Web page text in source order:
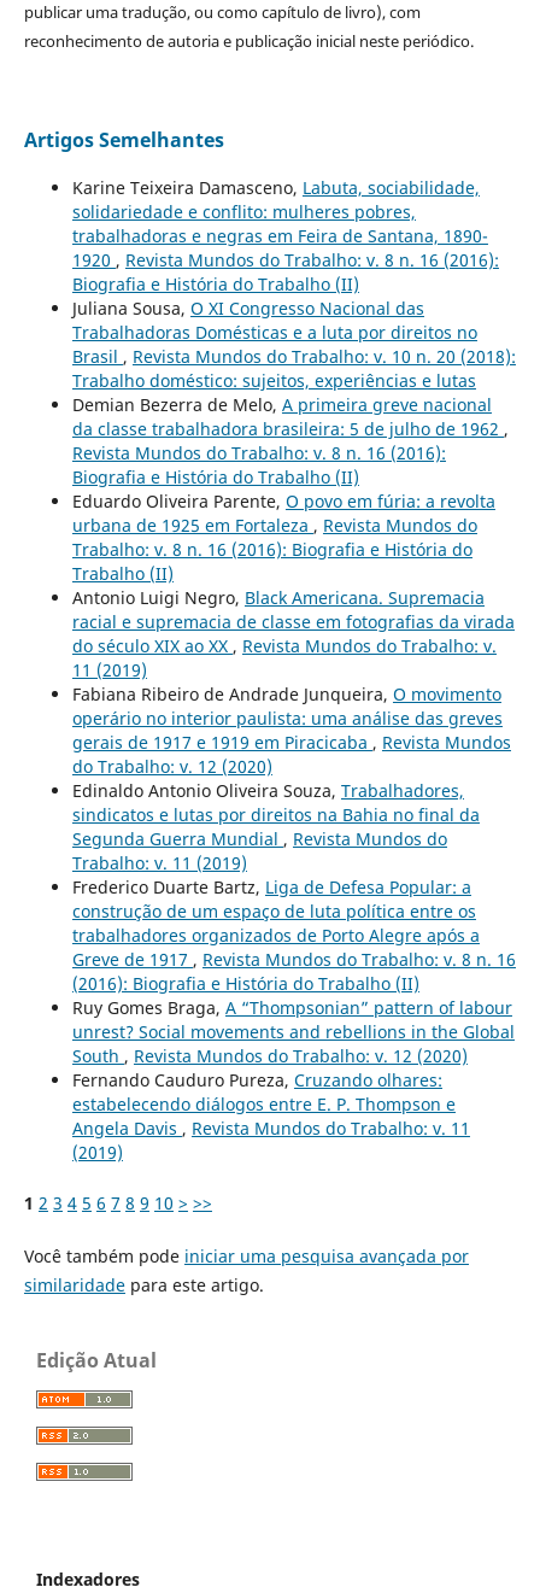
publicar uma tradução, ou como capítulo de livro), com
reconhecimento de autoria e publicação inicial neste periódico.
Artigos Semelhantes
Karine Teixeira Damasceno, Labuta, sociabilidade,
solidariedade e conflito: mulheres pobres,
trabalhadoras e negras em Feira de Santana, 1890-
1920 , Revista Mundos do Trabalho: v. 8 n. 16 (2016):
Biografia e História do Trabalho (II)
Juliana Sousa, O XI Congresso Nacional das
Trabalhadoras Domésticas e a luta por direitos no
Brasil , Revista Mundos do Trabalho: v. 10 n. 20 (2018):
Trabalho doméstico: sujeitos, experiências e lutas
Demian Bezerra de Melo, A primeira greve nacional
da classe trabalhadora brasileira: 5 de julho de 1962 ,
Revista Mundos do Trabalho: v. 8 n. 16 (2016):
Biografia e História do Trabalho (II)
Eduardo Oliveira Parente, O povo em fúria: a revolta
urbana de 1925 em Fortaleza , Revista Mundos do
Trabalho: v. 8 n. 16 (2016): Biografia e História do
Trabalho (II)
Antonio Luigi Negro, Black Americana. Supremacia
racial e supremacia de classe em fotografias da virada
do século XIX ao XX , Revista Mundos do Trabalho: v.
11 (2019)
Fabiana Ribeiro de Andrade Junqueira, O movimento
operário no interior paulista: uma análise das greves
gerais de 1917 e 1919 em Piracicaba , Revista Mundos
do Trabalho: v. 12 (2020)
Edinaldo Antonio Oliveira Souza, Trabalhadores,
sindicatos e lutas por direitos na Bahia no final da
Segunda Guerra Mundial , Revista Mundos do
Trabalho: v. 11 (2019)
Frederico Duarte Bartz, Liga de Defesa Popular: a
construção de um espaço de luta política entre os
trabalhadores organizados de Porto Alegre após a
Greve de 1917 , Revista Mundos do Trabalho: v. 8 n. 16
(2016): Biografia e História do Trabalho (II)
Ruy Gomes Braga, A “Thompsonian” pattern of labour
unrest? Social movements and rebellions in the Global
South , Revista Mundos do Trabalho: v. 12 (2020)
Fernando Cauduro Pureza, Cruzando olhares:
estabelecendo diálogos entre E. P. Thompson e
Angela Davis , Revista Mundos do Trabalho: v. 11
(2019)
1 2 3 4 5 6 7 8 9 10 > >>
Você também pode iniciar uma pesquisa avançada por
similaridadepara este artigo.
Edição Atual
Indexadores